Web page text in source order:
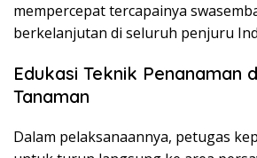
mempercepat tercapainya
berkelanjutan di seluruh penjuru
Edukasi Teknik Penanaman
Tanaman
Dalam pelaksanaannya, petugas